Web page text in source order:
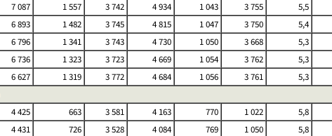
7 087 1 557 3 742 4 934 1 043 3 755 5,5
6 893 1 482 3 745 4 815 1 047 3 750 5,4
6 796 1 341 3 743 4 730 1 050 3 668 5,3
6 736 1 323 3 723 4 669 1 054 3 762 5,3
6 627 1 319 3 772 4 684 1 056 3 761 5,3
4 425 663 3 581 4 163 770 1 022 5,8
4 431 726 3 528 4 084 769 1 050 5,8